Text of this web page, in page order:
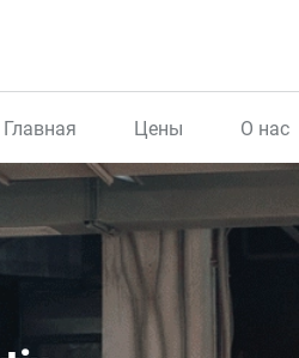
Главная Цены О нас